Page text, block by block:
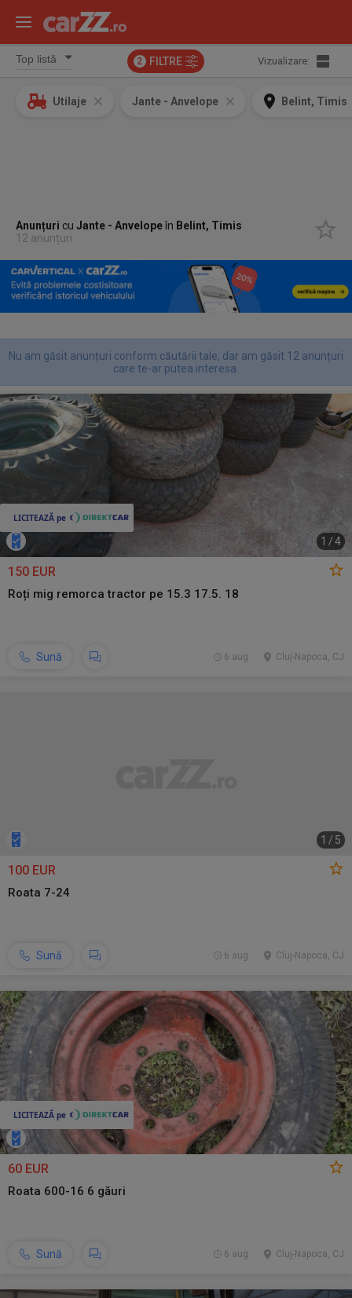
2 FILTRE Vizualizare:
Utilaje Jante - Anvelope Belint, Timis
Anunțuri cuJante - Anvelopeîn Belint, Timis
12 anunțuri
Nu am găsit anunțuri conform căutării tale, dar am găsit 12 anunțuri
care te-ar putea interesa.
1 /4
150 EUR
Roți mig remorca tractor pe 15.3 17.5. 18
Sună Cluj-Napoca, CJ
6 aug.
1 / 5
100 EUR
Roata 7-24
Sună Cluj-Napoca, CJ
6 aug.
60 EUR
Roata 600-16 6 găuri
Sună Cluj-Napoca, CJ
6 aug.